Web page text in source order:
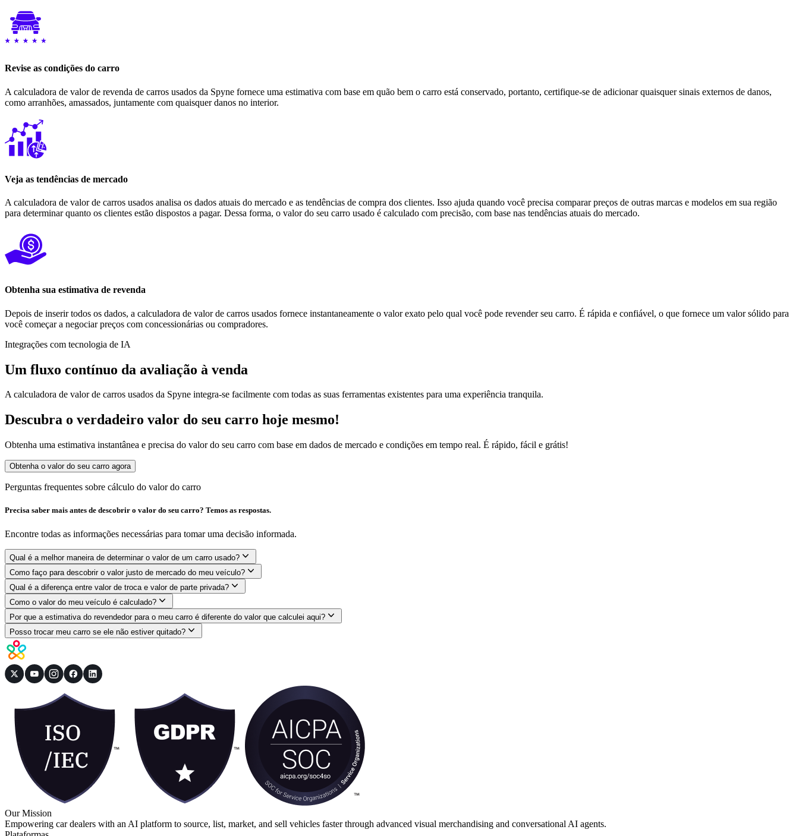
Revise as condições do carro
A calculadora de valor de revenda de carros usados ​​da Spyne fornece uma estimativa com base em quão bem o carro está conservado, portanto, certifique-se de adicionar quaisquer sinais externos de danos,
como arranhões, amassados, juntamente com quaisquer danos no interior.
Veja as tendências de mercado
A calculadora de valor de carros usados ​​analisa os dados atuais do mercado e as tendências de compra dos clientes. Isso ajuda quando você precisa comparar preços de outras marcas e modelos em sua região
para determinar quanto os clientes estão dispostos a pagar. Dessa forma, o valor do seu carro usado é calculado com precisão, com base nas tendências atuais do mercado.
Obtenha sua estimativa de revenda
Depois de inserir todos os dados, a calculadora de valor de carros usados ​​fornece instantaneamente o valor exato pelo qual você pode revender seu carro. É rápida e confiável, o que fornece um valor sólido para
você começar a negociar preços com concessionárias ou compradores.
Integrações com tecnologia de IA
Um fluxo contínuo da avaliação à venda
A calculadora de valor de carros usados ​​da Spyne integra-se facilmente com todas as suas ferramentas existentes para uma experiência tranquila.
Descubra o verdadeiro valor do seu carro hoje mesmo!
Obtenha uma estimativa instantânea e precisa do valor do seu carro com base em dados de mercado e condições em tempo real. É rápido, fácil e grátis!
Obtenha o valor do seu carro agora
Perguntas frequentes sobre cálculo do valor do carro
Precisa saber mais antes de descobrir o valor do seu carro? Temos as respostas.
Encontre todas as informações necessárias para tomar uma decisão informada.
Qual é a melhor maneira de determinar o valor de um carro usado?
Como faço para descobrir o valor justo de mercado do meu veículo?
Qual é a diferença entre valor de troca e valor de parte privada?
Como o valor do meu veículo é calculado?
Por que a estimativa do revendedor para o meu carro é diferente do valor que calculei aqui?
Posso trocar meu carro se ele não estiver quitado?
Our Mission
Empowering car dealers with an AI platform to source, list, market, and sell vehicles faster through advanced visual merchandising and conversational AI agents.